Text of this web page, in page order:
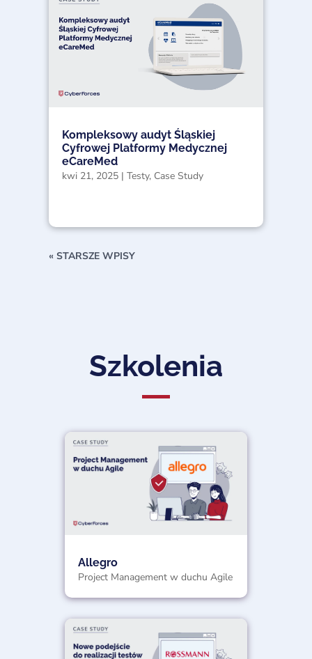
Kompleksowy audyt Śląskiej
Cyfrowej Platformy Medycznej
eCareMed
kwi 21, 2025 |Testy, Case Study
« STARSZE WPISY
Szkolenia
Allegro
Project Management w duchu Agile